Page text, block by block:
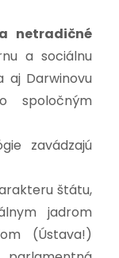
netradičné
a sociálnu
aj Darwinovu
spoločným
zavádzajú
štátu,
jadrom
(Ústava!)